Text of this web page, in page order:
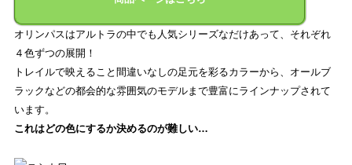
オリンパスはアルトラの中でも人気シリーズなだけあって、それぞれ
４色ずつの展開！
トレイルで映えること間違いなしの足元を彩るカラーから、オールブ
ラックなどの都会的な雰囲気のモデルまで豊富にラインナップされて
います。
これはどの色にするか決めるのが難しい…